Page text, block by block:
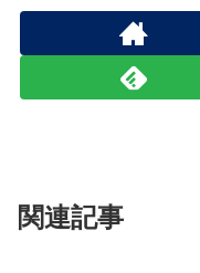
関連記事